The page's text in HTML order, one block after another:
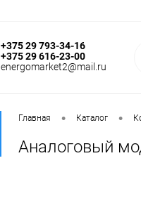
+375 29 793-34-16
+375 29 616-23-00
energomarket2@mail.ru
Главная • Каталог •
Аналоговый